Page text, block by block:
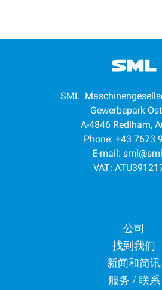
SML
Gewerbepark
A-4846 Redlham,
Phone: +43 7673
E-mail:
VAT:
Footer menu公司
找到我们
新闻和简讯
服务 / 联系